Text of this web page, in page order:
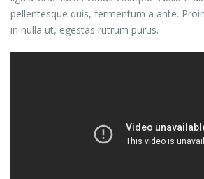
pellentesque quis, fermentum a ante.
in nulla ut, egestas rutrum purus.